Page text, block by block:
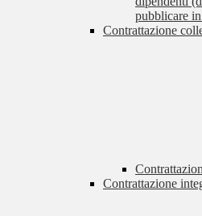
pubblicare
Contrattazione
Contrattazione